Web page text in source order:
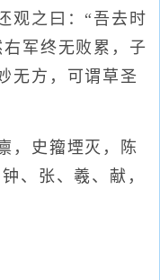
观之曰：“吾去时
军终无败累，子
无方，可谓草圣
史籀堙灭，陈
、张、羲、献，